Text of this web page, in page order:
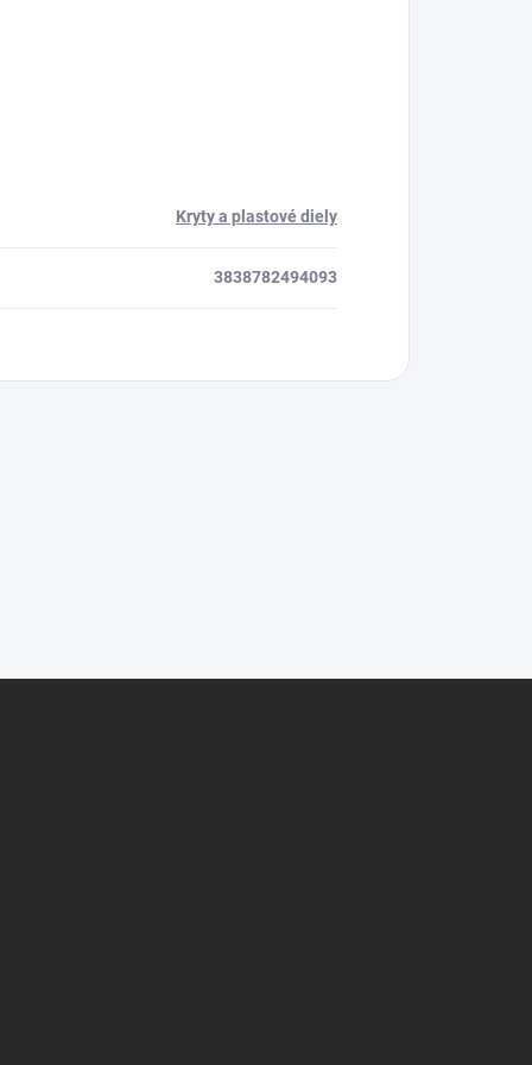
Kryty a plastové diely
3838782494093